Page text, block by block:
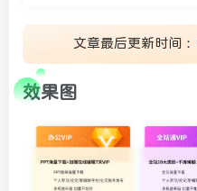
文章最后更新时间：
效果图